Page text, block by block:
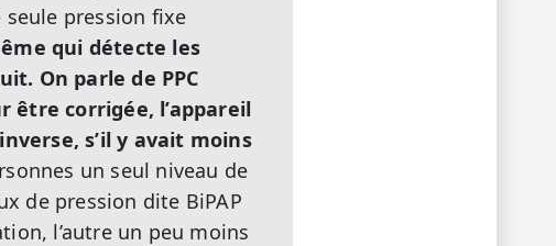
seule pression fixe
qui détecte les
On parle de PPC
être corrigée, l’appareil
s’il y avait moins
un seul niveau de
de pression dite BiPAP
l’autre un peu moins